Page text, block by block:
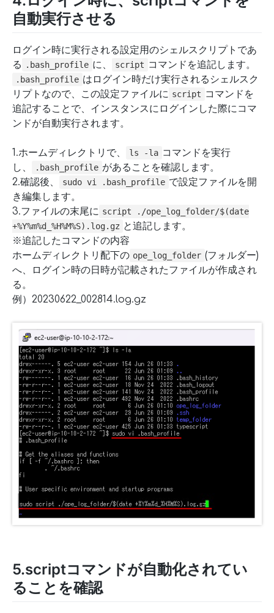
自動実行させる
ログイン時に実行される設定用のシェルスクリプトであ
る
.bash_profile に、 script コマンドを追記します。
.bash_profile はログイン時だけ実行されるシェルスク
リプトなので、この設定ファイルに script コマンドを
追記することで、インスタンスにログインした際にコマ
ンドが自動実行されます。
1.ホームディレクトリで、 ls -la コマンドを実行
し、
.bash_profile があることを確認します。
2.確認後、
sudo vi .bash_profile で設定ファイルを開
き編集します。
3.ファイルの末尾に script ./ope_log_folder/$(date
+%Y%m%d_%H%M%S).log.gz と追記します。
※追記したコマンドの内容
ホームディレクトリ配下の ope_log_folder (フォルダー)
へ、ログイン時の日時が記載されたファイルが作成され
る。
例）20230622_002814.log.gz
5.scriptコマンドが自動化されてい
ることを確認